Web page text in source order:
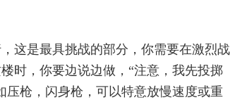
这是最具挑战的部分，你需要在激烈战
时，你要边说边做，“注意，我先投掷
枪，闪身枪，可以特意放慢速度或重